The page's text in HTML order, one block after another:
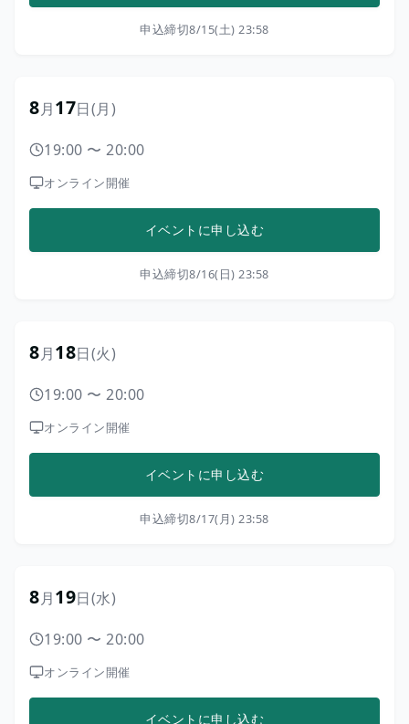
申込締切8/15(土) 23:58
8月17日(月)
19:00 〜 20:00
オンライン開催
イベントに申し込む
申込締切8/16(日) 23:58
8月18日(火)
19:00 〜 20:00
オンライン開催
イベントに申し込む
申込締切8/17(月) 23:58
8月19日(水)
19:00 〜 20:00
オンライン開催
イベントに申し込む